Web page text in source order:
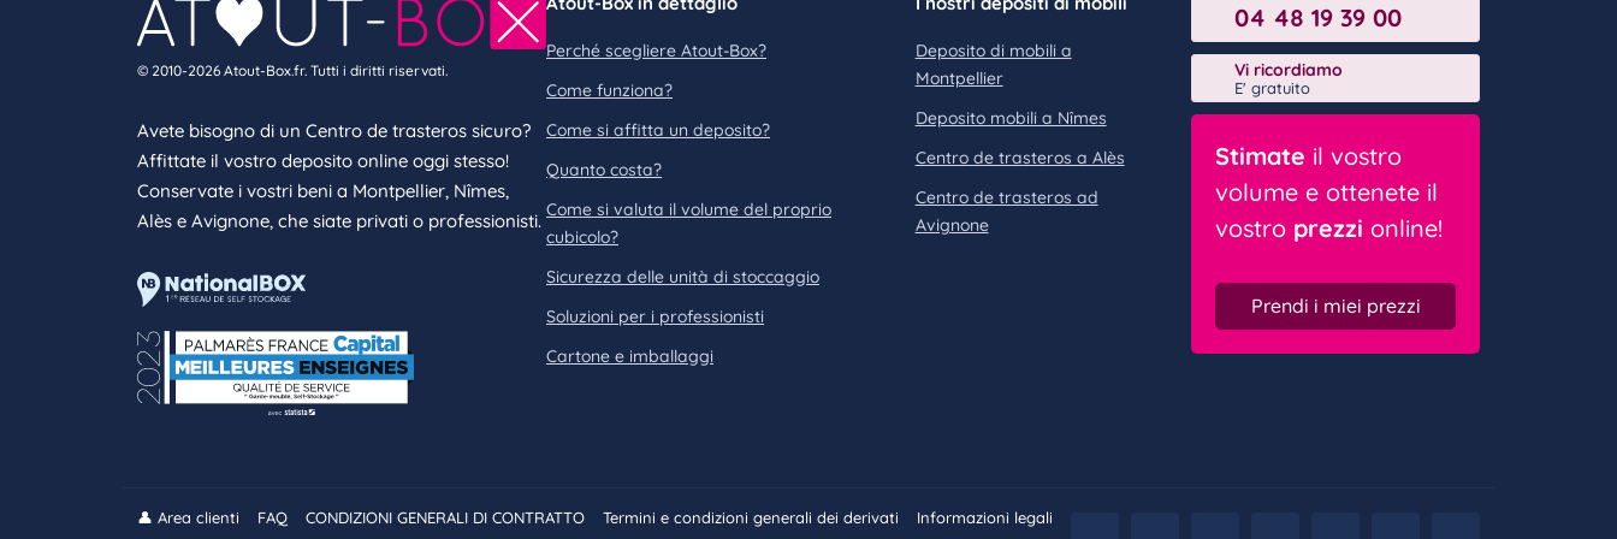
© 2010-2026 Atout-Box.fr. Tutti i diritti riservati.
Avete bisogno di un Centro de trasteros sicuro?
Affittate il vostro deposito online oggi stesso!
Conservate i vostri beni a Montpellier, Nîmes,
Alès e Avignone, che siate privati o professionisti.
Perché scegliere Atout-Box?
Come funziona?
Come si affitta un deposito?
Quanto costa?
Come si valuta il volume del proprio
cubicolo?
Sicurezza delle unità di stoccaggio
Soluzioni per i professionisti
Cartone e imballaggi
Deposito di mobili a
Montpellier
Deposito mobili a Nîmes
Centro de trasteros a Alès
Centro de trasteros ad
Avignone
04 48 19 39 00
Vi ricordiamo
E' gratuito
Stimate il vostro
volume e ottenete il
vostro prezzi online!
Prendi i miei prezzi
👤 Area clienti FAQ CONDIZIONI GENERALI DI CONTRATTO Termini e condizioni generali dei derivati
Informazioni legali